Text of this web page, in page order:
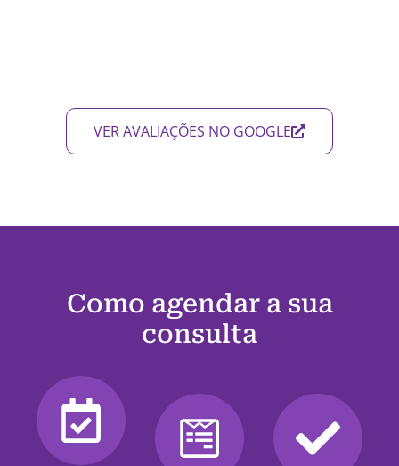
VER AVALIAÇÕES NO GOOGLE
Como agendar a sua
consulta